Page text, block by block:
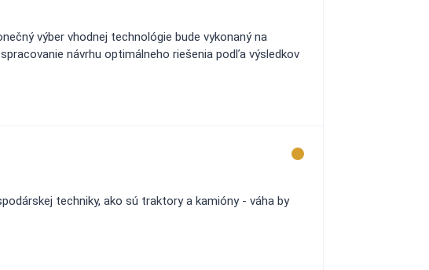
výber vhodnej technológie bude vykonaný na
návrhu optimálneho riešenia podľa výsledkov
techniky, ako sú traktory a kamióny - váha by